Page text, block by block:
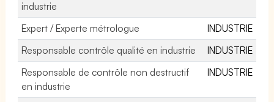
industrie
Expert / Experte métrologue
INDUSTRIE
Responsable contrôle qualité en industrie
INDUSTRIE
Responsable de contrôle non destructif
en industrie
INDUSTRIE